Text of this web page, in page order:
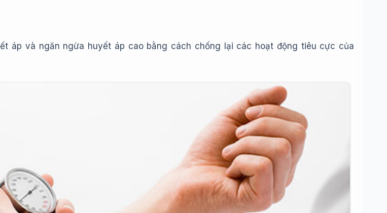
áp và ngăn ngừa huyết áp cao bằng cách chống lại các hoạt động tiêu cực của